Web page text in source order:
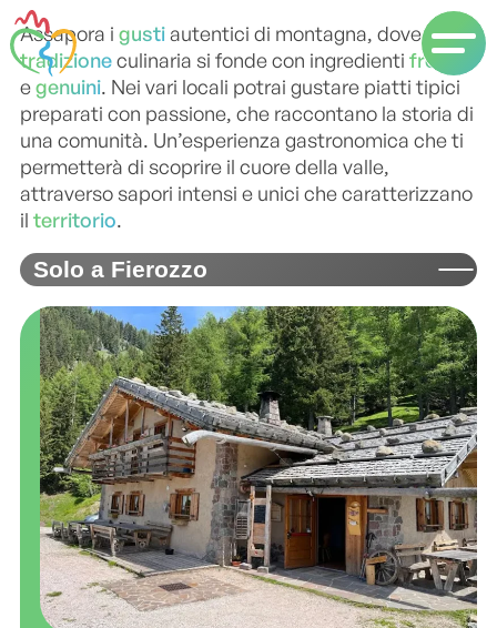
Assapora i gustiautentici di montagna, dove la
tradizioneculinaria si fonde con ingredienti freschi
egenuini. Nei vari locali potrai gustare piatti tipici
preparati con passione, che raccontano la storia di
una comunità. Un’esperienza gastronomica che ti
permetterà di scoprire il cuore della valle,
attraverso sapori intensi e unici che caratterizzano
il territorio.
Solo a Fierozzo